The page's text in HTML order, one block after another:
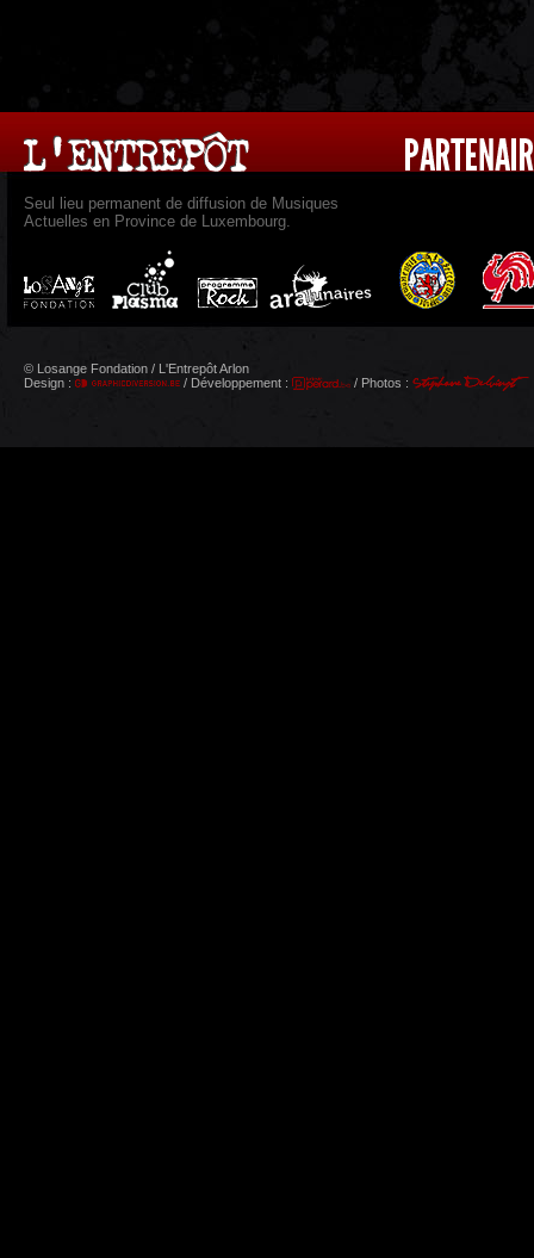
Seul lieu permanent de diffusion de Musiques
Actuelles en Province de Luxembourg.
© Losange Fondation / L'Entrepôt Arlon
Design :
/ Développement : / Photos :